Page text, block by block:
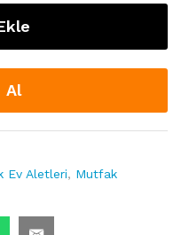
Al
Ev Aletleri, Mutfak